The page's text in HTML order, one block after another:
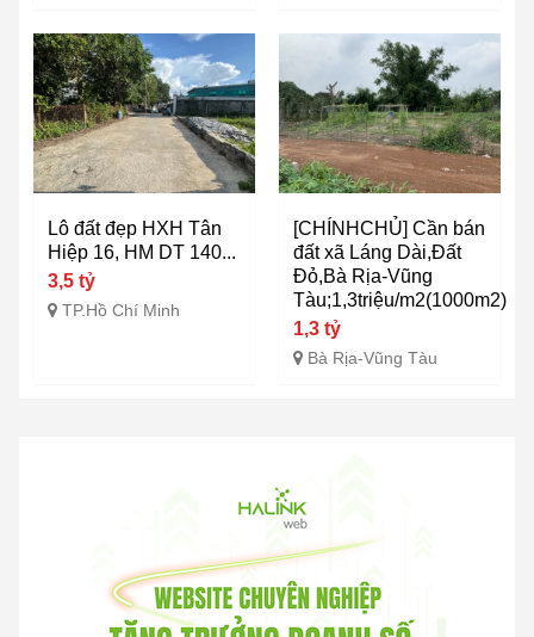
Lô đất đẹp HXH Tân
Hiệp 16, HM DT 140...
3,5 tỷ
TP.Hồ Chí Minh
[CHÍNHCHỦ] Cần bán
đất xã Láng Dài,Đất
Đỏ,Bà Rịa-Vũng
Tàu;1,3triệu/m2(1000m2)
1,3 tỷ
Bà Rịa-Vũng Tàu